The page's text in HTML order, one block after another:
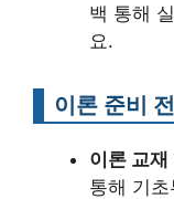
백 통해
요.
이론 준비
이론 교재
통해 기